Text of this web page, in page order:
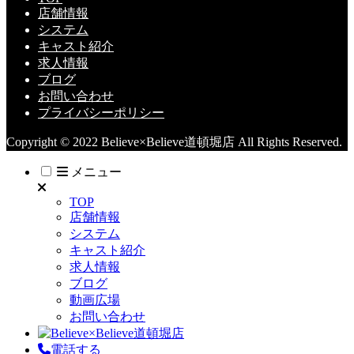
店舗情報
システム
キャスト紹介
求人情報
ブログ
お問い合わせ
プライバシーポリシー
Copyright © 2022 Believe×Believe道頓堀店 All Rights Reserved.
メニュー
TOP
店舗情報
システム
キャスト紹介
求人情報
ブログ
動画広場
お問い合わせ
電話する